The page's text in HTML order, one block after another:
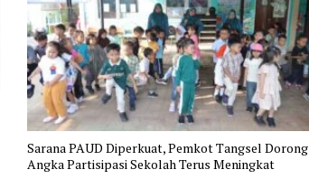
Sarana PAUD Diperkuat, Pemkot Tangsel Dorong
Angka Partisipasi Sekolah Terus Meningkat